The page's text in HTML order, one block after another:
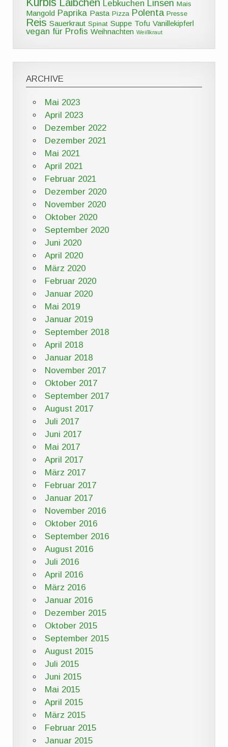
Kürbis Laibchen Lebkuchen Linsen Mais
Mangold Paprika Pasta Pizza Polenta Presse
Reis Sauerkraut Spinat Suppe Tofu Vanillekipferl
vegan für Profis Weihnachten Weißkraut
ARCHIVE
Mai 2023
April 2023
Dezember 2022
Dezember 2021
Mai 2021
April 2021
Februar 2021
Dezember 2020
November 2020
Oktober 2020
September 2020
Juni 2020
April 2020
März 2020
Februar 2020
Januar 2020
Mai 2019
Januar 2019
September 2018
April 2018
Januar 2018
November 2017
Oktober 2017
September 2017
August 2017
Juli 2017
Juni 2017
Mai 2017
April 2017
März 2017
Februar 2017
Januar 2017
November 2016
Oktober 2016
September 2016
August 2016
Juli 2016
April 2016
März 2016
Januar 2016
Dezember 2015
Oktober 2015
September 2015
August 2015
Juli 2015
Juni 2015
Mai 2015
April 2015
März 2015
Februar 2015
Januar 2015